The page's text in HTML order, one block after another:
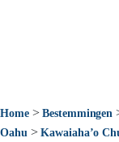
Home>Bestemmingen
Oahu >Kawaiaha’o